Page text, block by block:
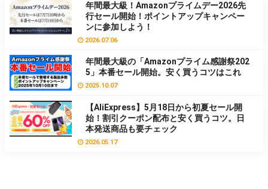
年間最大級！Amazonプライムデー2026先
行セール開始！ポイントアップキャンペー
ンに参加しよう！
2026.07.06
年間最大級の「Amazonプライム感謝祭202
5」本番セール開始。安く買うコツはこれ
2025.10.07
【AliExpress】5月18日から初夏セール開
始！割引クーポン配布と安く買うコツ。日
本発送商品も要チェック
2026.05.17